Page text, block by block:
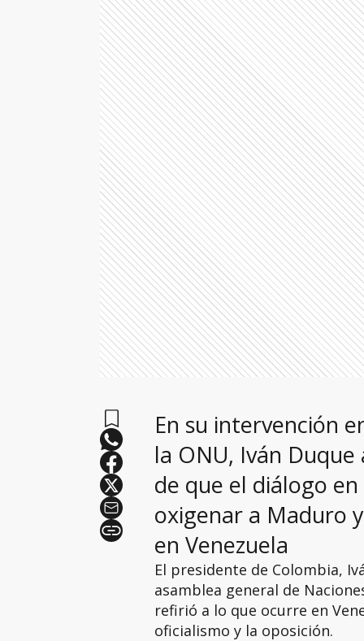
En su intervención
la ONU, Iván
de que el diálogo
oxigenar a Maduro
en Venezuela
El presidente de Colombia,
asamblea general de
refirió a lo que ocurre en
oficialismo y la oposición.